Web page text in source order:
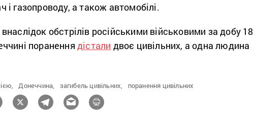
і газопроводу, а також автомобілі.
обстрілів російськими військовими за добу 18
поранення дістали двоє цивільних, а одна людина
Донеччина, загибель цивільних,
поранення цивільних